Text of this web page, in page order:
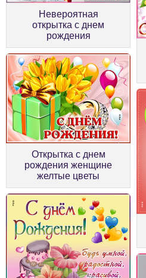
Невероятная
открытка с днем
рождения
Открытка с днем
рождения женщине
желтые цветы